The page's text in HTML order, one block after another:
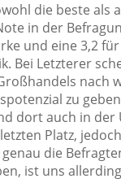
die beste als
in der
und eine 3,2
Bei Letzterer
nach
zu
dort auch in der
Platz,
die
ist uns